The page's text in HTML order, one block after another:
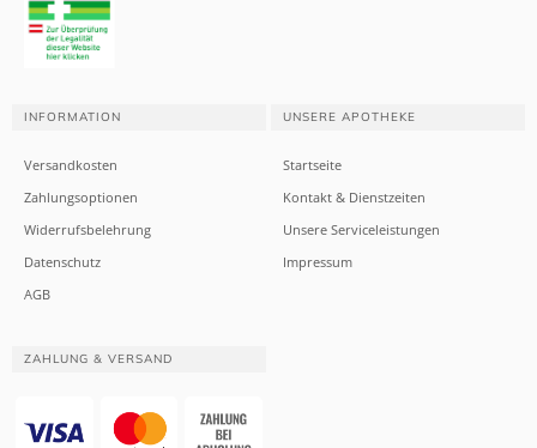
INFORMATION
Versandkosten
Zahlungsoptionen
Widerrufsbelehrung
Datenschutz
AGB
UNSERE APOTHEKE
Startseite
Kontakt & Dienstzeiten
Unsere Serviceleistungen
Impressum
ZAHLUNG & VERSAND